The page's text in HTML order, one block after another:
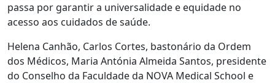
passa por garantir a universalidade e equidade no
acesso aos cuidados de saúde.
Helena Canhão, Carlos Cortes, bastonário da Ordem
dos Médicos, Maria Antónia Almeida Santos, presidente
do Conselho da Faculdade da NOVA Medical School e